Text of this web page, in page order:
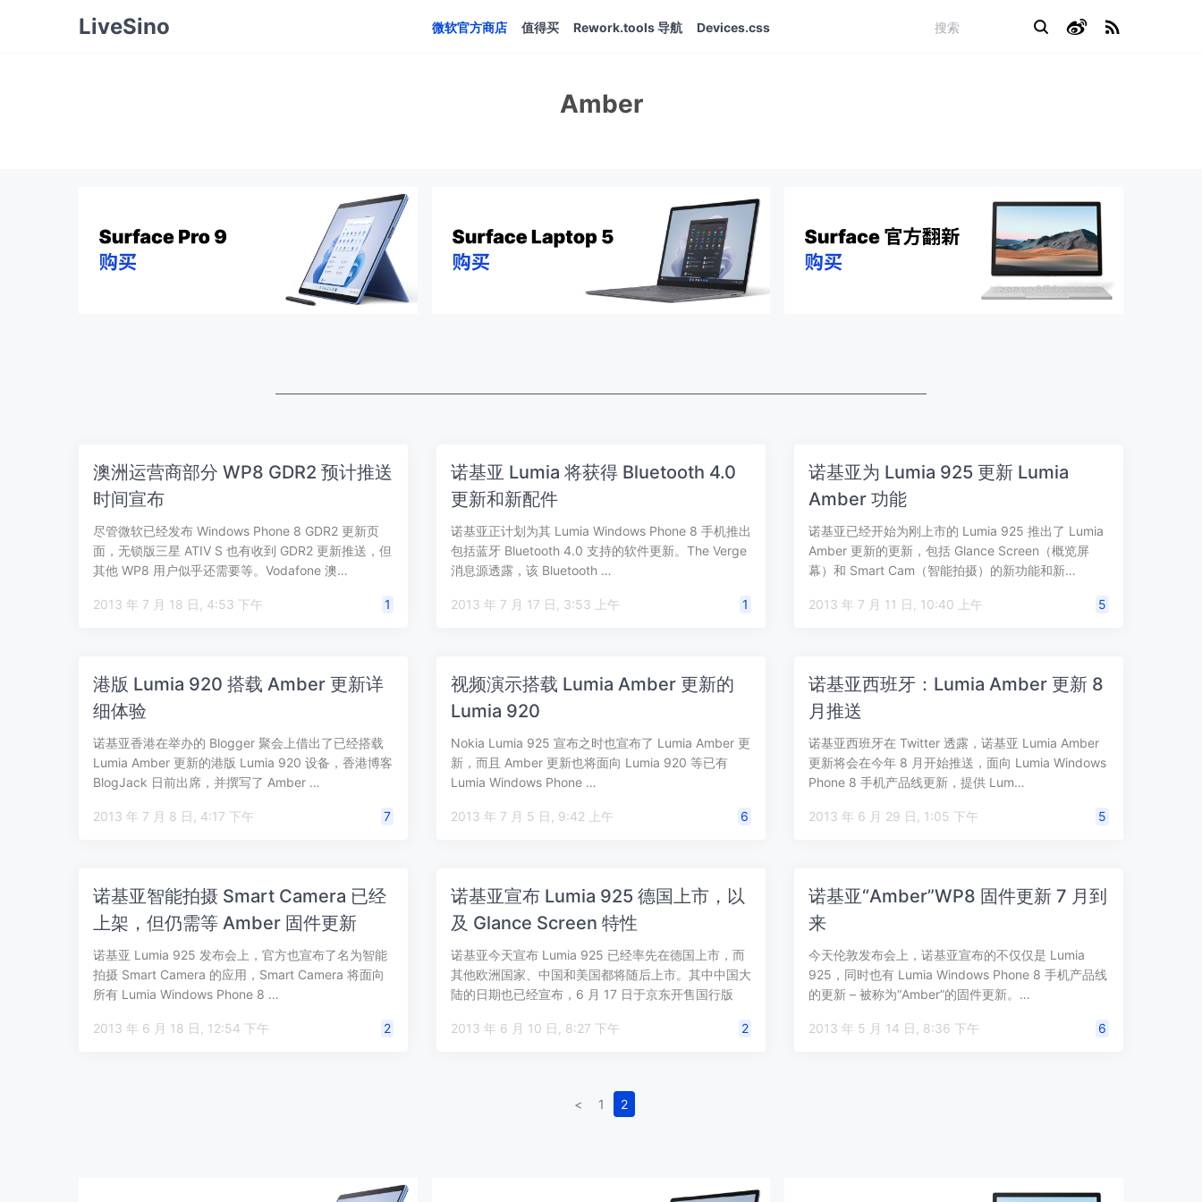
LiveSino 微软官方商店 值得买 Rework.tools 导航 Devices.css
Amber
澳洲运营商部分 WP8 GDR2 预计推送
时间宣布
尽管微软已经发布 Windows Phone 8 GDR2 更新页
面，无锁版三星 ATIV S 也有收到 GDR2 更新推送，但
其他 WP8 用户似乎还需要等。Vodafone 澳…
2013 年 7 月 18 日, 4:53 下午 1
诺基亚 Lumia 将获得 Bluetooth 4.0
更新和新配件
诺基亚正计划为其 Lumia Windows Phone 8 手机推出
包括蓝牙 Bluetooth 4.0 支持的软件更新。The Verge
消息源透露，该 Bluetooth …
2013 年 7 月 17 日, 3:53 上午 1
诺基亚为 Lumia 925 更新 Lumia
Amber 功能
诺基亚已经开始为刚上市的 Lumia 925 推出了 Lumia
Amber 更新的更新，包括 Glance Screen（概览屏
幕）和 Smart Cam（智能拍摄）的新功能和新…
2013 年 7 月 11 日, 10:40 上午 5
港版 Lumia 920 搭载 Amber 更新详
细体验
诺基亚香港在举办的 Blogger 聚会上借出了已经搭载
Lumia Amber 更新的港版 Lumia 920 设备，香港博客
BlogJack 日前出席，并撰写了 Amber …
2013 年 7 月 8 日, 4:17 下午 7
视频演示搭载 Lumia Amber 更新的
Lumia 920
Nokia Lumia 925 宣布之时也宣布了 Lumia Amber 更
新，而且 Amber 更新也将面向 Lumia 920 等已有
Lumia Windows Phone …
2013 年 7 月 5 日, 9:42 上午 6
诺基亚西班牙：Lumia Amber 更新 8
月推送
诺基亚西班牙在 Twitter 透露，诺基亚 Lumia Amber
更新将会在今年 8 月开始推送，面向 Lumia Windows
Phone 8 手机产品线更新，提供 Lum…
2013 年 6 月 29 日, 1:05 下午 5
诺基亚智能拍摄 Smart Camera 已经
上架，但仍需等 Amber 固件更新
诺基亚 Lumia 925 发布会上，官方也宣布了名为智能
拍摄 Smart Camera 的应用，Smart Camera 将面向
所有 Lumia Windows Phone 8 …
2013 年 6 月 18 日, 12:54 下午 2
诺基亚宣布 Lumia 925 德国上市，以
及 Glance Screen 特性
诺基亚今天宣布 Lumia 925 已经率先在德国上市，而
其他欧洲国家、中国和美国都将随后上市。其中中国大
陆的日期也已经宣布，6 月 17 日于京东开售国行版
2013 年 6 月 10 日, 8:27 下午
2
诺基亚“Amber”WP8 固件更新 7 月到
来
今天伦敦发布会上，诺基亚宣布的不仅仅是 Lumia
925，同时也有 Lumia Windows Phone 8 手机产品线
的更新 – 被称为“Amber”的固件更新。…
2013 年 5 月 14 日, 8:36 下午 6
< 1 2